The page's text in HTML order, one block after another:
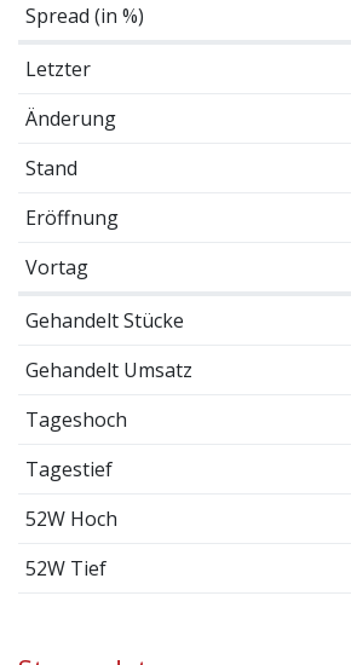
Spread (in %)
Letzter
Änderung
Stand
Eröffnung
Vortag
Gehandelt Stücke
Gehandelt Umsatz
Tageshoch
Tagestief
52W Hoch
52W Tief